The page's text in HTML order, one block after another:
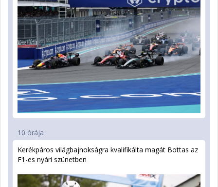
10 órája
Kerékpáros világbajnokságra kvalifikálta magát Bottas az
F1-es nyári szünetben